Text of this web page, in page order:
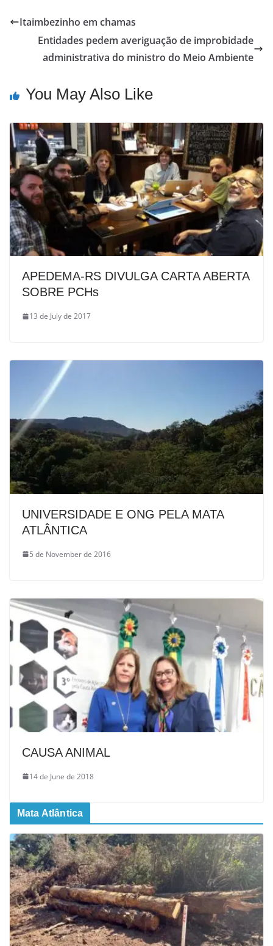
Itaimbezinho em chamas
Entidades pedem averiguação de improbidade
administrativa do ministro do Meio Ambiente
You May Also Like
APEDEMA-RS DIVULGA CARTA ABERTA
SOBRE PCHs
13 de July de 2017
UNIVERSIDADE E ONG PELA MATA
ATLÂNTICA
5 de November de 2016
CAUSA ANIMAL
14 de June de 2018
Mata Atlântica